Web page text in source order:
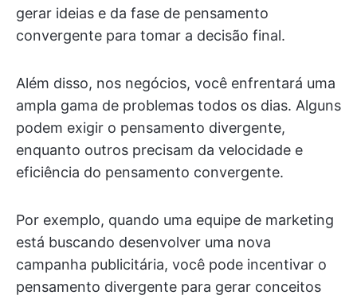
gerar ideias e da fase de pensamento
convergente para tomar a decisão final.
Além disso, nos negócios, você enfrentará uma
ampla gama de problemas todos os dias. Alguns
podem exigir o pensamento divergente,
enquanto outros precisam da velocidade e
eficiência do pensamento convergente.
Por exemplo, quando uma equipe de marketing
está buscando desenvolver uma nova
campanha publicitária, você pode incentivar o
pensamento divergente para gerar conceitos